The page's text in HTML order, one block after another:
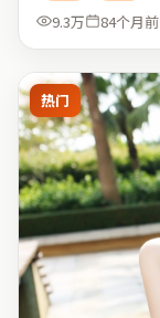
9.3万
84个月前
热门